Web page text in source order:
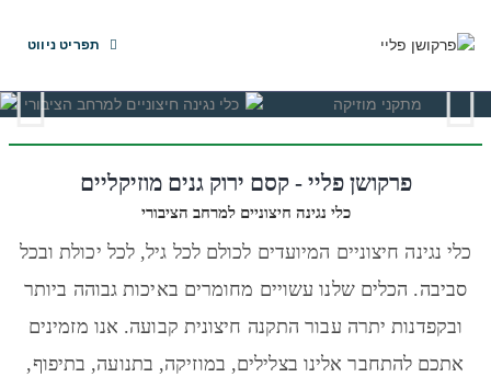
תפריט ניווט
פרקושן פליי - קסם ירוק גנים מוזיקליים
כלי נגינה חיצוניים למרחב הציבורי
כלי נגינה חיצוניים המיועדים לכולם לכל גיל, לכל יכולת ובכל
סביבה. הכלים שלנו עשויים מחומרים באיכות גבוהה ביותר
ובקפדנות יתרה עבור התקנה חיצונית קבועה. אנו מזמינים
אתכם להתחבר אלינו בצלילים, במוזיקה, בתנועה, בתיפוף,